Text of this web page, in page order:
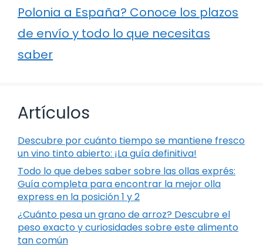
Polonia a España? Conoce los plazos
de envío y todo lo que necesitas
saber
Artículos
Descubre por cuánto tiempo se mantiene fresco
un vino tinto abierto: ¡La guía definitiva!
Todo lo que debes saber sobre las ollas exprés:
Guía completa para encontrar la mejor olla
express en la posición 1 y 2
¿Cuánto pesa un grano de arroz? Descubre el
peso exacto y curiosidades sobre este alimento
tan común